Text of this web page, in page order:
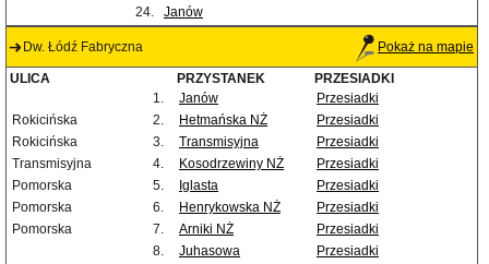
24.
Janów
Dw. Łódź Fabryczna Pokaż na mapie
ULICA PRZYSTANEK
PRZESIADKI
1.
Janów
Przesiadki
Rokicińska
2. Hetmańska NŻ
Przesiadki
Rokicińska
3. Transmisyjna
Przesiadki
Transmisyjna
4. Kosodrzewiny NŻ
Przesiadki
Pomorska
5. Iglasta
Przesiadki
Pomorska
6. Henrykowska NŻ
Przesiadki
Pomorska
7. Arniki NŻ
Przesiadki
8.
Juhasowa
Przesiadki